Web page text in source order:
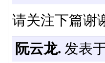
请关注下篇谢
阮云龙. 发表